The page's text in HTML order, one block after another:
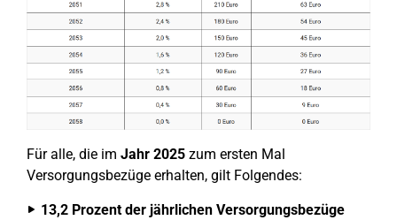
Für alle, die im Jahr 2025 zum ersten Mal
Versorgungsbezüge erhalten, gilt Folgendes:
13,2 Prozent der jährlichen Versorgungsbezüge